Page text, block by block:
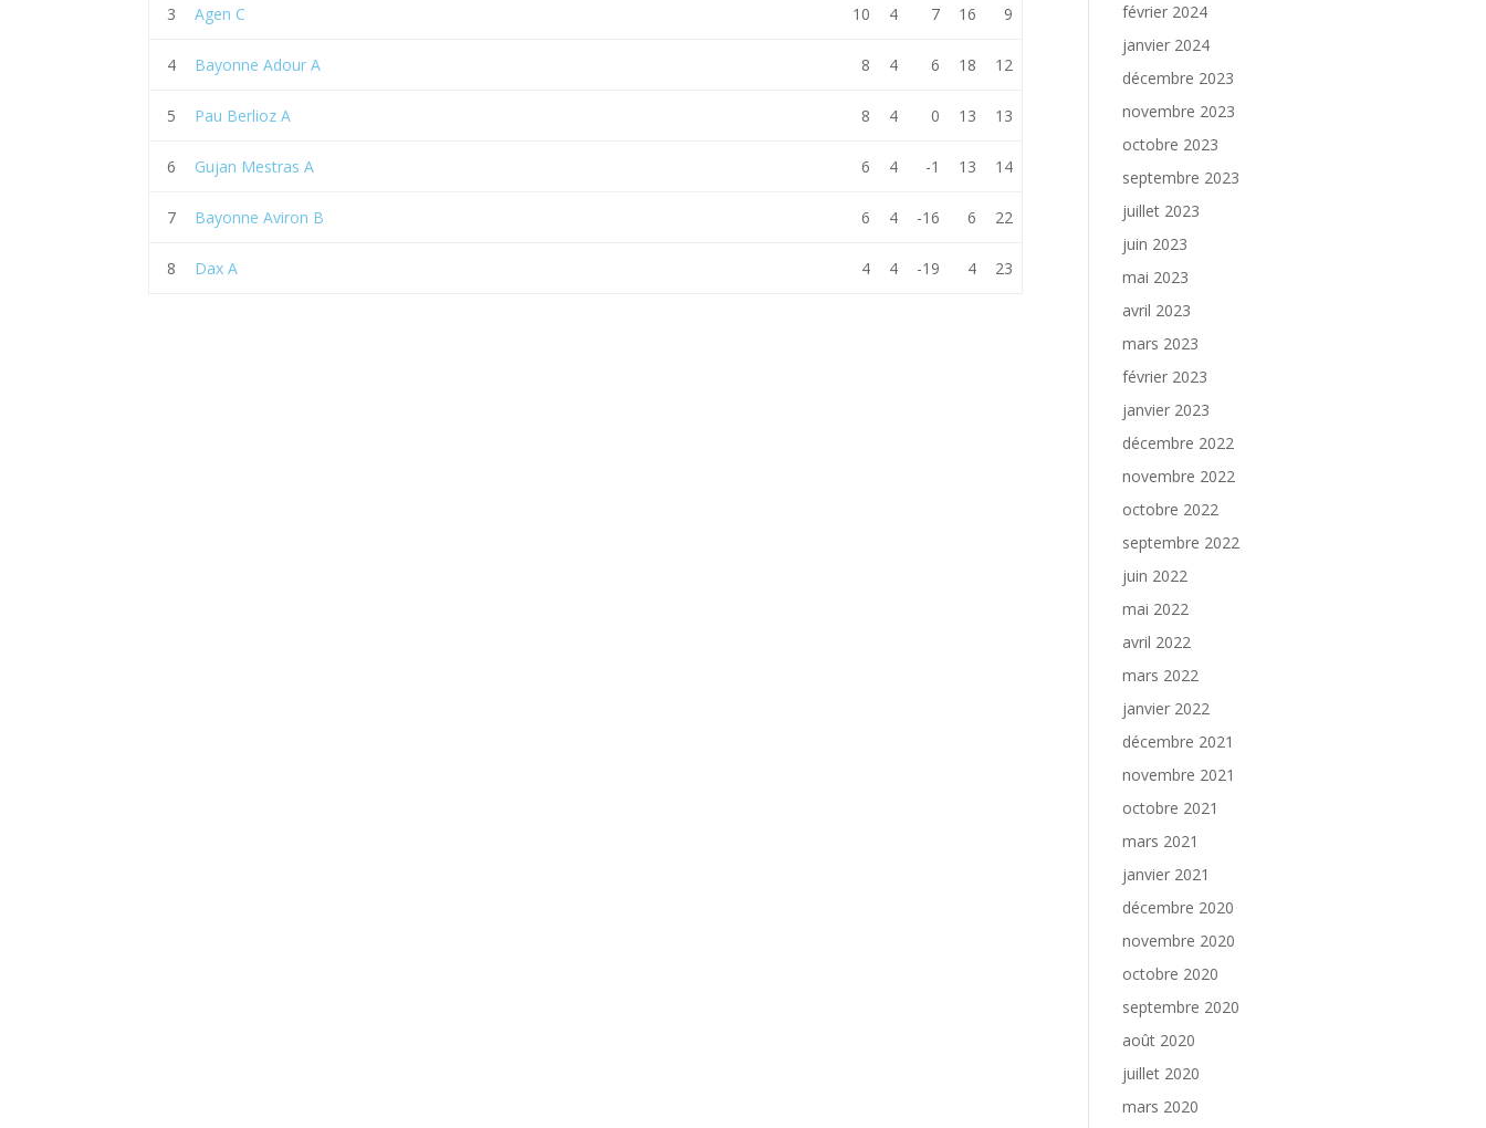
3 Agen C 10 4 7 16 9
4 Bayonne Adour A 8 4 6 18 12
5 Pau Berlioz A 8 4 0 13 13
6 Gujan Mestras A 6 4 -1 13 14
7 Bayonne Aviron B 6 4 -16 6 22
8 Dax A 4 4 -19 4 23
février 2024
janvier 2024
décembre 2023
novembre 2023
octobre 2023
septembre 2023
juillet 2023
juin 2023
mai 2023
avril 2023
mars 2023
février 2023
janvier 2023
décembre 2022
novembre 2022
octobre 2022
septembre 2022
juin 2022
mai 2022
avril 2022
mars 2022
janvier 2022
décembre 2021
novembre 2021
octobre 2021
mars 2021
janvier 2021
décembre 2020
novembre 2020
octobre 2020
septembre 2020
août 2020
juillet 2020
mars 2020